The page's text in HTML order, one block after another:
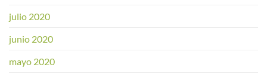
julio 2020
junio 2020
mayo 2020